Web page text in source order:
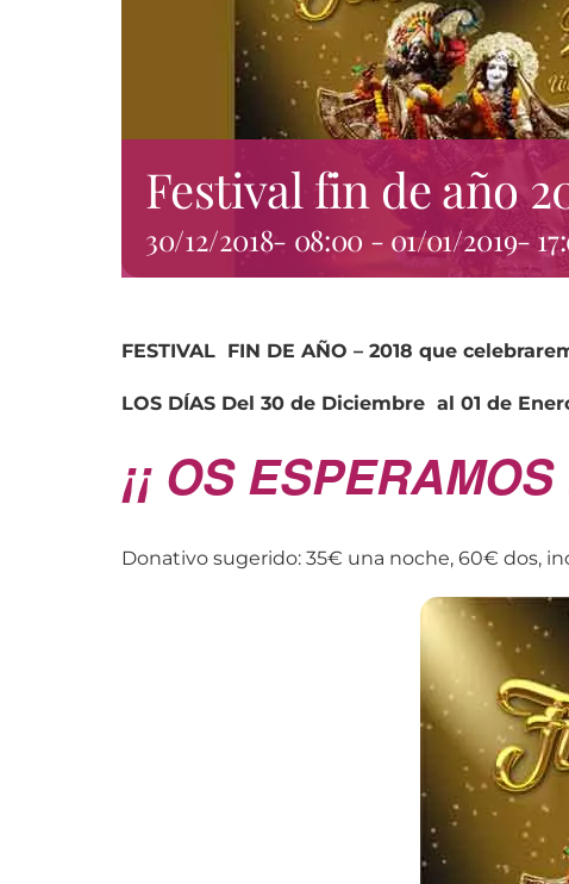
Festival fin de año
30/12/2018- 08:00 - 01/01/2019-
FESTIVAL FIN DE AÑO – 2018 que
LOS DÍAS Del 30 de Diciembre al 01 de
¡¡ OS
Donativo sugerido: 35€ una noche, 60€ dos,